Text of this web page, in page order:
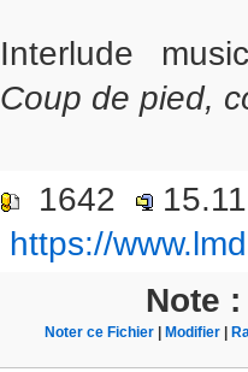
Interlude
Coup de pied,
1642
https://
Note
Noter ce Fichier Modifier